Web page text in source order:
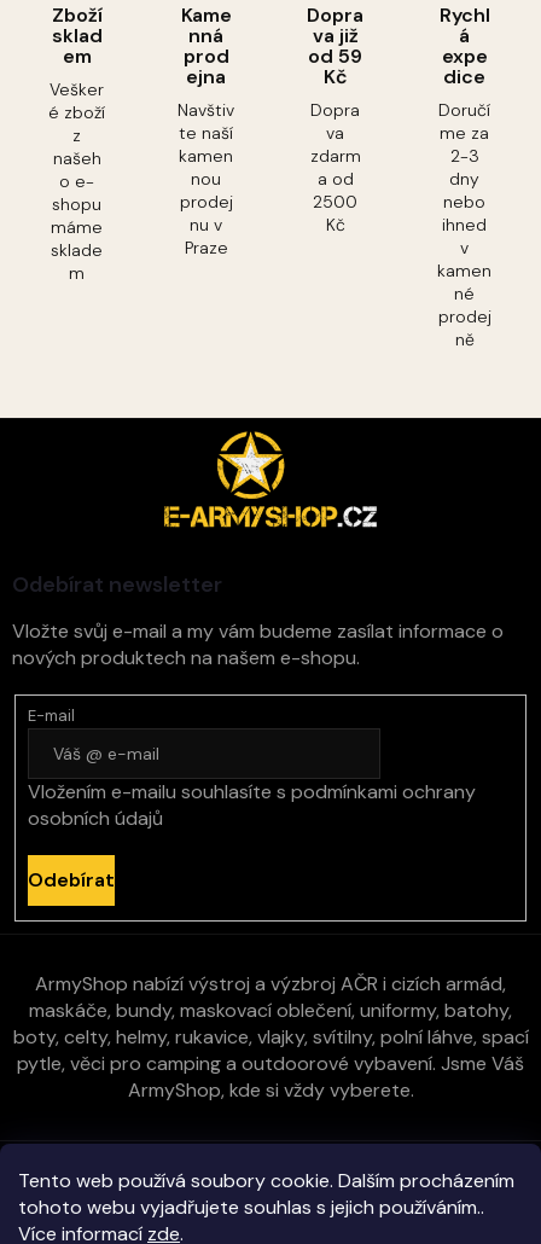
Tento web používá soubory cookie. Dalším procházením
tohoto webu vyjadřujete souhlas s jejich používáním..
Více informací zde.
Zboží
sklad
em
Vešker
é zboží
z
našeh
o e-
shopu
máme
sklade
m
Kame
nná
prod
ejna
Navštiv
te naší
kamen
nou
prodej
nu v
Praze
Dopra
va již
od 59
Kč
Dopra
va
zdarm
a od
2500
Kč
Rychl
á
expe
dice
Doručí
me za
2-3
dny
nebo
ihned
v
kamen
né
prodej
ně
Odebírat newsletter
Vložte svůj e-mail a my vám budeme zasílat informace o
nových produktech na našem e-shopu.
E-mail
Vložením e-mailu souhlasíte s podmínkami ochrany
osobních údajů
Odebírat
ArmyShop nabízí výstroj a výzbroj AČR i cizích armád,
maskáče, bundy, maskovací oblečení, uniformy, batohy,
boty, celty, helmy, rukavice, vlajky, svítilny, polní láhve, spací
pytle, věci pro camping a outdoorové vybavení. Jsme Váš
ArmyShop, kde si vždy vyberete.
Zákaznická péče
Vše o nákupu